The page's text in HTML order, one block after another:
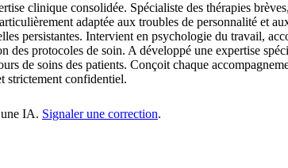
clinique consolidée. Spécialiste des thérapies
adaptée aux troubles de personnalité et
persistantes. Intervient en psychologie du travail,
protocoles de soin. A développé une expertise
de soins des patients. Conçoit chaque
strictement confidentiel.
IA. Signaler une correction.